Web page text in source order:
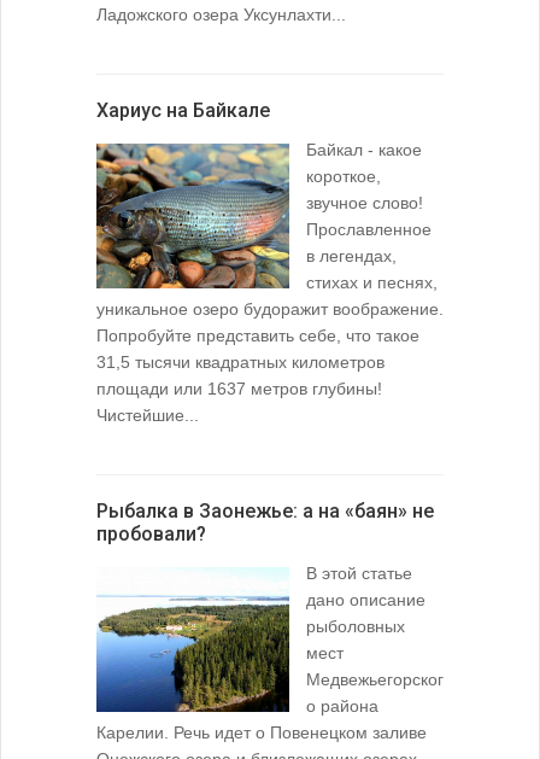
Ладожского озера Уксунлахти...
Хариус на Байкале
Байкал - какое
короткое,
звучное слово!
Прославленное
в легендах,
стихах и песнях,
уникальное озеро будоражит воображение.
Попробуйте представить себе, что такое
31,5 тысячи квадратных километров
площади или 1637 метров глубины!
Чистейшие...
Рыбалка в Заонежье: а на «баян» не
пробовали?
В этой статье
дано описание
рыболовных
мест
Медвежьегорског
о района
Карелии. Речь идет о Повенецком заливе